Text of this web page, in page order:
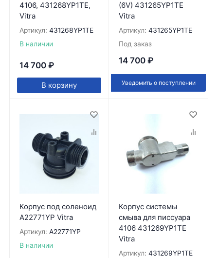
4106, 431268YP1TE,
Vitra
Артикул: 431268YP1TE
В наличии
14 700 ₽
В корзину
(6V) 431265YP1TE
Vitra
Артикул: 431265YP1TE
Под заказ
14 700 ₽
Уведомить о поступлении
Корпус под соленоид
A22771YP Vitra
Артикул: A22771YP
В наличии
Корпус системы
смыва для писсуара
4106 431269YP1TE
Vitra
Артикул: 431269YP1TE